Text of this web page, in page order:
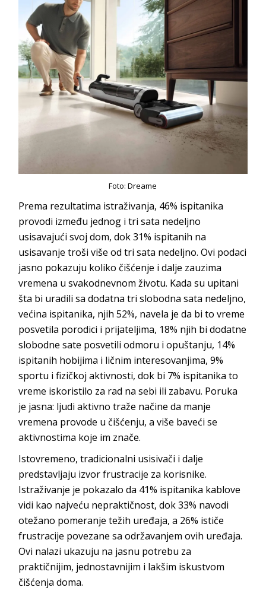
Foto: Dreame
Prema rezultatima istraživanja, 46% ispitanika
provodi između jednog i tri sata nedeljno
usisavajući svoj dom, dok 31% ispitanih na
usisavanje troši više od tri sata nedeljno. Ovi podaci
jasno pokazuju koliko čišćenje i dalje zauzima
vremena u svakodnevnom životu. Kada su upitani
šta bi uradili sa dodatna tri slobodna sata nedeljno,
većina ispitanika, njih 52%, navela je da bi to vreme
posvetila porodici i prijateljima, 18% njih bi dodatne
slobodne sate posvetili odmoru i opuštanju, 14%
ispitanih hobijima i ličnim interesovanjima, 9%
sportu i fizičkoj aktivnosti, dok bi 7% ispitanika to
vreme iskoristilo za rad na sebi ili zabavu. Poruka
je jasna: ljudi aktivno traže načine da manje
vremena provode u čišćenju, a više baveći se
aktivnostima koje im znače.
Istovremeno, tradicionalni usisivači i dalje
predstavljaju izvor frustracije za korisnike.
Istraživanje je pokazalo da 41% ispitanika kablove
vidi kao najveću nepraktičnost, dok 33% navodi
otežano pomeranje težih uređaja, a 26% ističe
frustracije povezane sa održavanjem ovih uređaja.
Ovi nalazi ukazuju na jasnu potrebu za
praktičnijim, jednostavnijim i lakšim iskustvom
čišćenja doma.